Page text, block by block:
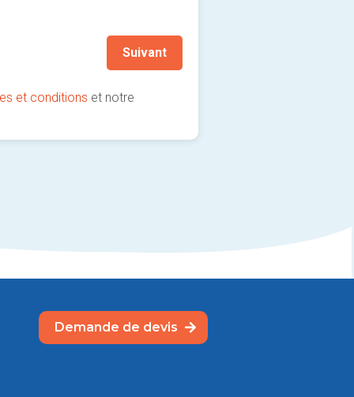
Suivant
et conditions et notre
Demande de devis